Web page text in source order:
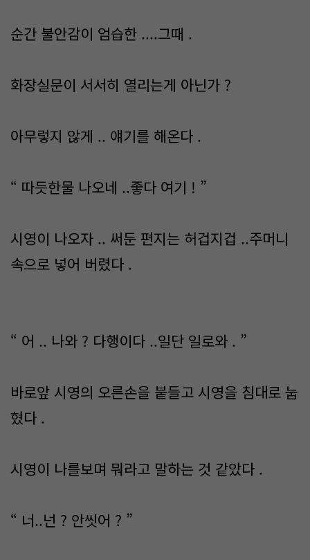
순간 불안감이 엄습한 ....그때 .
화장실문이 서서히 열리는게 아닌가 ?
아무렇지 않게 .. 얘기를 해온다 .
“ 따듯한물 나오네 ..좋다 여기 ! ”
시영이 나오자 .. 써둔 편지는 허겁지겁 ..주머니
속으로 넣어 버렸다 .
“ 어 .. 나와 ? 다행이다 ..일단 일로와 . ”
바로앞 시영의 오른손을 붙들고 시영을 침대로 눕
혔다 .
시영이 나를보며 뭐라고 말하는 것 같았다 .
“ 너..넌 ? 안씻어 ? ”